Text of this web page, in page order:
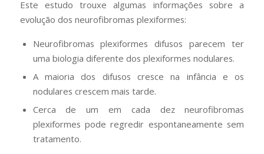
Este estudo trouxe algumas informações sobre a
evolução dos neurofibromas plexiformes:
Neurofibromas plexiformes difusos parecem ter
uma biologia diferente dos plexiformes nodulares.
A maioria dos difusos cresce na infância e os
nodulares crescem mais tarde.
Cerca de um em cada dez neurofibromas
plexiformes pode regredir espontaneamente sem
tratamento.